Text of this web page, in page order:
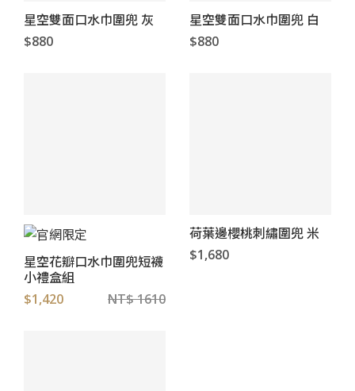
星空雙面口水巾圍兜 灰
$880
星空雙面口水巾圍兜 白
$880
星空花瓣口水巾圍兜短襪
小禮盒組
$1,420 NT$ 1610
荷葉邊櫻桃刺繡圍兜 米
$1,680